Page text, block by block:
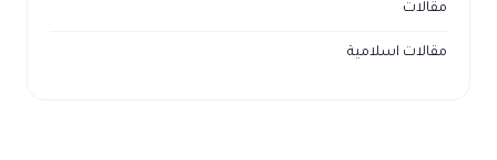
مقالات
مقالات اسلامية